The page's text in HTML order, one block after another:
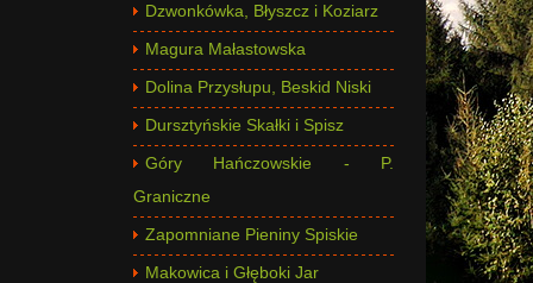
Dzwonkówka, Błyszcz i Koziarz
Magura Małastowska
Dolina Przysłupu, Beskid Niski
Dursztyńskie Skałki i Spisz
Góry Hańczowskie - P.
Graniczne
Zapomniane Pieniny Spiskie
Makowica i Głęboki Jar